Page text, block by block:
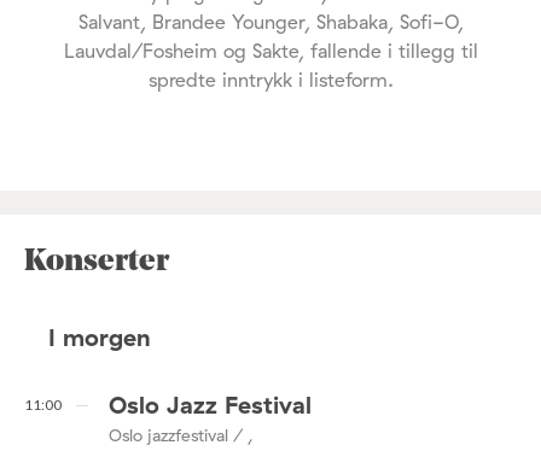
Salvant, Brandee Younger, Shabaka, Sofi-O,
Lauvdal/Fosheim og Sakte, fallende i tillegg til
spredte inntrykk i listeform.
Konserter
I morgen
11:00 Oslo Jazz Festival
Oslo jazzfestival / ,